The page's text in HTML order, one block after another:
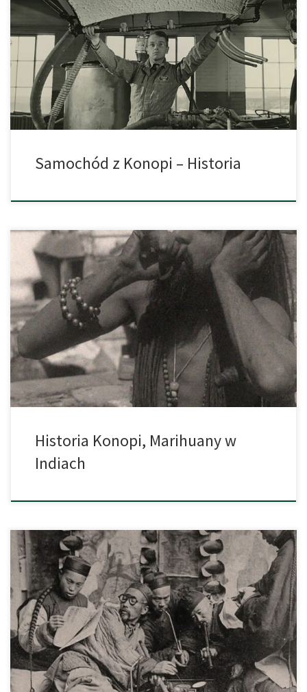
W dzisiejszych czasach ekologia odgrywa bardzo ważną rolę w
naszym życiu. Na rynku ekologiczne można znaleźć prawie
wszystko co tylko jest wykorzystywane przez ludzi na co dzień.
Mówi się, że to trend, ale jest on poniekąd trochę wymuszony
przez to, że chce się ograniczyć do minimum wszechobecnie
używany plastik, który […]
Samochód z Konopi – Historia
Nie ma roślin cieszących się tak złą sławą, co konopie (marihuana).
Warto podkreślić, że nie zawsze tak było. Historia tych roślin sięga
epoki kamienia, kiedy to rosły w stanie dzikim i były stosowane
przez szamanów w rytuałach magicznych. Były również
wykorzystywane do leczenia różnych schorzeń i dolegliwości.
Istnieje spór między […]
Historia Konopi, Marihuany w
Indiach
Historia konopi indyjskich (marihuany) i siewnych (przemysłowych)
sięga dalekich czasów. Wszystkie dzisiejsze odmiany tej
fascynującej rośliny mogą zawdzięczać swoje istnienie między
innymi właśnie pierwotnej genetyce konopi z Chin. Jednocześnie
teraźniejsze odmiany posiadają silniejsze działanie za sprawą
modyfikacji plantatorów. Naukowcy udowodnili, że 12 tysięcy lat
temu była ona już uprawiana na […]